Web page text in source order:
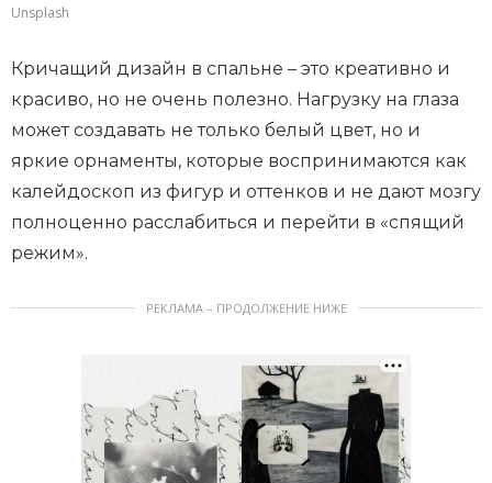
Unsplash
Кричащий дизайн в спальне – это креативно и
красиво, но не очень полезно. Нагрузку на глаза
может создавать не только белый цвет, но и
яркие орнаменты, которые воспринимаются как
калейдоскоп из фигур и оттенков и не дают мозгу
полноценно расслабиться и перейти в «спящий
режим».
РЕКЛАМА – ПРОДОЛЖЕНИЕ НИЖЕ